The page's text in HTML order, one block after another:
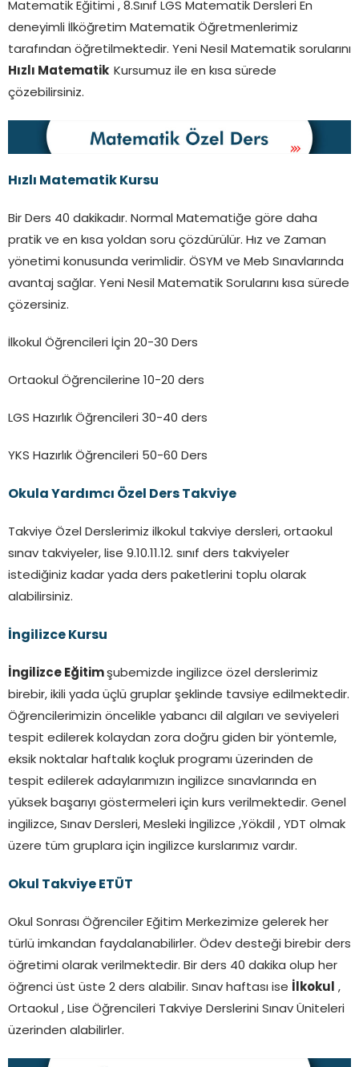
Matematik Eğitimi , 8.Sınıf LGS Matematik Dersleri En
deneyimli İlköğretim Matematik Öğretmenlerimiz
tarafından öğretilmektedir. Yeni Nesil Matematik sorularını
Hızlı Matematik Kursumuz ile en kısa sürede
çözebilirsiniz.
Hızlı Matematik Kursu
Bir Ders 40 dakikadır. Normal Matematiğe göre daha
pratik ve en kısa yoldan soru çözdürülür. Hız ve Zaman
yönetimi konusunda verimlidir. ÖSYM ve Meb Sınavlarında
avantaj sağlar. Yeni Nesil Matematik Sorularını kısa sürede
çözersiniz.
İlkokul Öğrencileri İçin 20-30 Ders
Ortaokul Öğrencilerine 10-20 ders
LGS Hazırlık Öğrencileri 30-40 ders
YKS Hazırlık Öğrencileri 50-60 Ders
Okula Yardımcı Özel Ders Takviye
Takviye Özel Derslerimiz ilkokul takviye dersleri, ortaokul
sınav takviyeler, lise 9.10.11.12. sınıf ders takviyeler
istediğiniz kadar yada ders paketlerini toplu olarak
alabilirsiniz.
İngilizce Kursu
İngilizce Eğitim şubemizde ingilizce özel derslerimiz
birebir, ikili yada üçlü gruplar şeklinde tavsiye edilmektedir.
Öğrencilerimizin öncelikle yabancı dil algıları ve seviyeleri
tespit edilerek kolaydan zora doğru giden bir yöntemle,
eksik noktalar haftalık koçluk programı üzerinden de
tespit edilerek adaylarımızın ingilizce sınavlarında en
yüksek başarıyı göstermeleri için kurs verilmektedir. Genel
ingilizce, Sınav Dersleri, Mesleki İngilizce ,Yökdil , YDT olmak
üzere tüm gruplara için ingilizce kurslarımız vardır.
Okul Takviye ETÜT
Okul Sonrası Öğrenciler Eğitim Merkezimize gelerek her
türlü imkandan faydalanabilirler. Ödev desteği birebir ders
öğretimi olarak verilmektedir. Bir ders 40 dakika olup her
öğrenci üst üste 2 ders alabilir. Sınav haftası ise İlkokul ,
Ortaokul , Lise Öğrencileri Takviye Derslerini Sınav Üniteleri
üzerinden alabilirler.